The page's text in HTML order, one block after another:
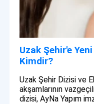
Uzak Şehir'e
Kimdir?
Uzak Şehir Dizisi ve
akşamlarının
dizisi, AyNa Yapım